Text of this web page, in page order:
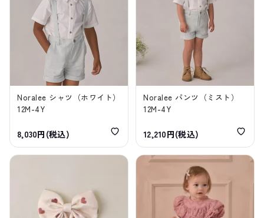
Noralee シャツ（ホワイト）
12M-4Y
8,030円(税込)
Noralee パンツ（ミスト）
12M-4Y
12,210円(税込)